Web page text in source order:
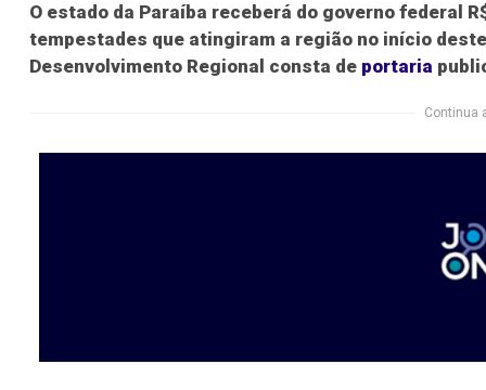
O estado da Paraíba receberá do governo federal
tempestades que atingiram a região no início
Desenvolvimento Regional consta de portaria
Continua